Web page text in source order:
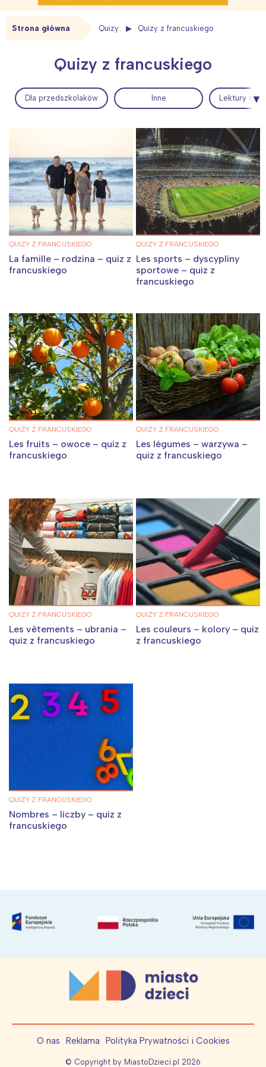
Strona główna Quizy Quizy z francuskiego
Quizy z francuskiego
Dla przedszkolaków Inne Lektury
QUIZY Z FRANCUSKIEGO
La famille – rodzina – quiz z
francuskiego
QUIZY Z FRANCUSKIEGO
Les sports – dyscypliny
sportowe – quiz z
francuskiego
QUIZY Z FRANCUSKIEGO
Les fruits – owoce – quiz z
francuskiego
QUIZY Z FRANCUSKIEGO
Les légumes – warzywa –
quiz z francuskiego
QUIZY Z FRANCUSKIEGO
Les vêtements – ubrania –
quiz z francuskiego
QUIZY Z FRANCUSKIEGO
Les couleurs – kolory – quiz
z francuskiego
QUIZY Z FRANCUSKIEGO
Nombres – liczby – quiz z
francuskiego
O nas Reklama Polityka Prywatności i Cookies
© Copyright by MiastoDzieci.pl 2026
Interesują mnie wydarzenia z
tego regionu:
Warszawa
Łódź
Trójmiasto
Poznań
Wrocław
Śląsk
Kraków
Południe
Północ
Wszystkie